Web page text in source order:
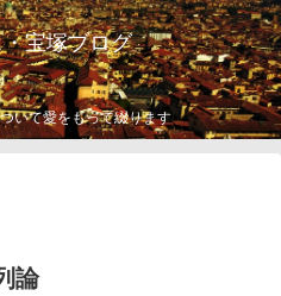
宝塚ブログ
いて愛をもって綴ります
論